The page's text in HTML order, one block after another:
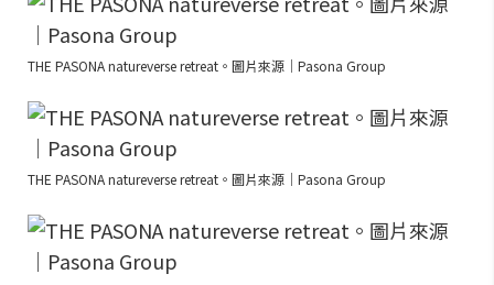
THE PASONA natureverse retreat。圖片來源｜Pasona Group
THE PASONA natureverse retreat。圖片來源｜Pasona Group